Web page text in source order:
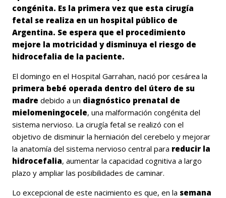
congénita. Es la primera vez que esta cirugía
fetal se realiza en un hospital público de
Argentina. Se espera que el procedimiento
mejore la motricidad y disminuya el riesgo de
hidrocefalia de la paciente.
El domingo en el Hospital Garrahan, nació por cesárea la
primera bebé operada dentro del útero de su
madre debido a un diagnóstico prenatal de
mielomeningocele, una malformación congénita del
sistema nervioso. La cirugía fetal se realizó con el
objetivo de disminuir la herniación del cerebelo y mejorar
la anatomía del sistema nervioso central para reducir la
hidrocefalia, aumentar la capacidad cognitiva a largo
plazo y ampliar las posibilidades de caminar.
Lo excepcional de este nacimiento es que, en la semana